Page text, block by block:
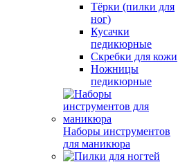
Тёрки (пилки для
ног)
Кусачки
педикюрные
Скребки для кожи
Ножницы
педикюрные
Наборы инструментов
для маникюра